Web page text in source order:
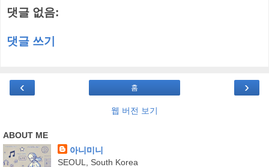
댓글 없음:
댓글 쓰기
‹ ›
홈
웹 버전 보기
ABOUT ME
아니미니
SEOUL, South Korea